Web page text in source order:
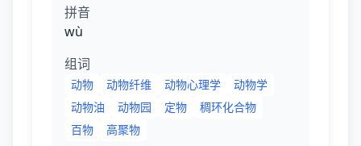
拼音
wù
组词
动物 动物纤维 动物心理学
动物学
动物油
动物园 定物
稠环化合物
百物
高聚物